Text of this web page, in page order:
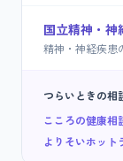
国立精神・神
精神・神経疾患
つらいときの相
こころの健康相
よりそいホット